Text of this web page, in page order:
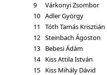
9
Várkonyi Zsombor
10 Adler György
11
Tóth Tamás Krisztián
12 Steinbach Ágoston
13
Bebesi Ádám
14 Kiss Attila István
15
Kiss Mihály Dávid